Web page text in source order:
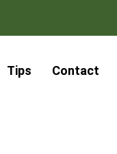
Tips Contact